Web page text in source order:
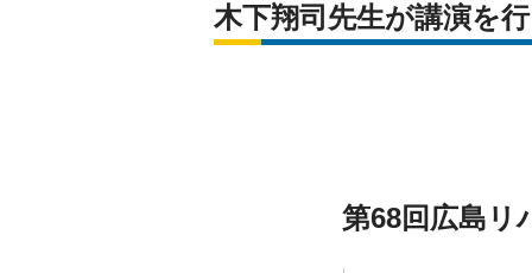
木下翔司先生が講演を
第68回広島リ